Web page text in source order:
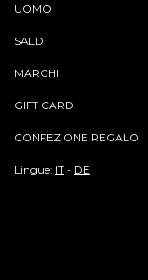
UOMO
SALDI
MARCHI
GIFT CARD
CONFEZIONE REGALO
Lingue: IT - DE